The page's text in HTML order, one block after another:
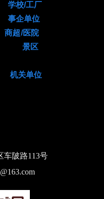
校/工厂
企单位
超/医院
景区
关单位
车陂路113号